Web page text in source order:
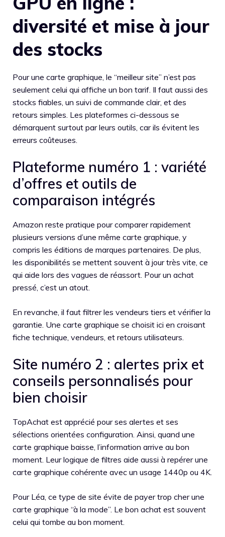
diversité et mise à jour
des stocks
Pour une carte graphique, le “meilleur site” n’est pas
seulement celui qui affiche un bon tarif. Il faut aussi des
stocks fiables, un suivi de commande clair, et des
retours simples. Les plateformes ci-dessous se
démarquent surtout par leurs outils, car ils évitent les
erreurs coûteuses.
Plateforme numéro 1 : variété
d’offres et outils de
comparaison intégrés
Amazon reste pratique pour comparer rapidement
plusieurs versions d’une même carte graphique, y
compris les éditions de marques partenaires. De plus,
les disponibilités se mettent souvent à jour très vite, ce
qui aide lors des vagues de réassort. Pour un achat
pressé, c’est un atout.
En revanche, il faut filtrer les vendeurs tiers et vérifier la
garantie. Une carte graphique se choisit ici en croisant
fiche technique, vendeurs, et retours utilisateurs.
Site numéro 2 : alertes prix et
conseils personnalisés pour
bien choisir
TopAchat est apprécié pour ses alertes et ses
sélections orientées configuration. Ainsi, quand une
carte graphique baisse, l’information arrive au bon
moment. Leur logique de filtres aide aussi à repérer une
carte graphique cohérente avec un usage 1440p ou 4K.
Pour Léa, ce type de site évite de payer trop cher une
carte graphique “à la mode”. Le bon achat est souvent
celui qui tombe au bon moment.